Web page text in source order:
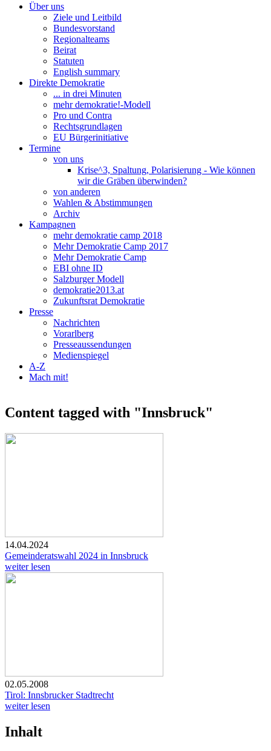
Über uns
Ziele und Leitbild
Bundesvorstand
Regionalteams
Beirat
Statuten
English summary
Direkte Demokratie
... in drei Minuten
mehr demokratie!-Modell
Pro und Contra
Rechtsgrundlagen
EU Bürgerinitiative
Termine
von uns
Krise^3, Spaltung, Polarisierung - Wie können
wir die Gräben überwinden?
von anderen
Wahlen & Abstimmungen
Archiv
Kampagnen
mehr demokratie camp 2018
Mehr Demokratie Camp 2017
Mehr Demokratie Camp
EBI ohne ID
Salzburger Modell
demokratie2013.at
Zukunftsrat Demokratie
Presse
Nachrichten
Vorarlberg
Presseaussendungen
Medienspiegel
A-Z
Mach mit!
Content tagged with "Innsbruck"
14.04.2024
Gemeinderatswahl 2024 in Innsbruck
weiter lesen
02.05.2008
Tirol: Innsbrucker Stadtrecht
weiter lesen
Inhalt